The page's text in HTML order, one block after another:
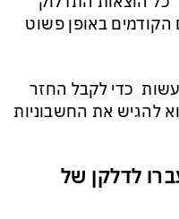
הקודמים באופן פשוט
כדי לקבל החזר
להגיש את החשבוניות
לדלקן של